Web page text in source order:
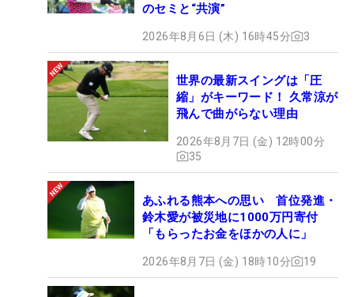
のセミと“共演”
2026年8月6日 (木) 16時45分 3
世界の最新スイングは「圧
縮」がキーワード！ 久常涼が
飛んで曲がらない理由
2026年8月7日 (金) 12時00分
35
あふれる熊本への思い 首位発進・
鈴木愛が被災地に1000万円寄付
「もらったお金をほかの人に」
2026年8月7日 (金) 18時10分 19